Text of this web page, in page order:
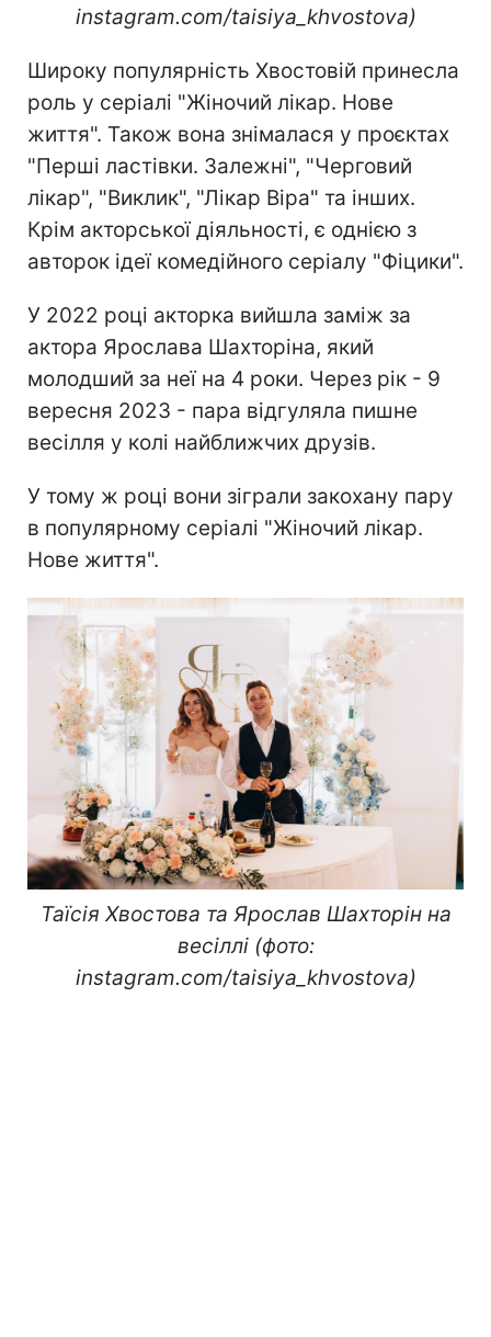
instagram.com/taisiya_khvostova)
Широку популярність Хвостовій принесла
роль у серіалі "Жіночий лікар. Нове
життя". Також вона знімалася у проєктах
"Перші ластівки. Залежні", "Черговий
лікар", "Виклик", "Лікар Віра" та інших.
Крім акторської діяльності, є однією з
авторок ідеї комедійного серіалу "Фіцики".
У 2022 році акторка вийшла заміж за
актора Ярослава Шахторіна, який
молодший за неї на 4 роки. Через рік - 9
вересня 2023 - пара відгуляла пишне
весілля у колі найближчих друзів.
У тому ж році вони зіграли закохану пару
в популярному серіалі "Жіночий лікар.
Нове життя".
Таїсія Хвостова та Ярослав Шахторін на
весіллі (фото:
instagram.com/taisiya_khvostova)